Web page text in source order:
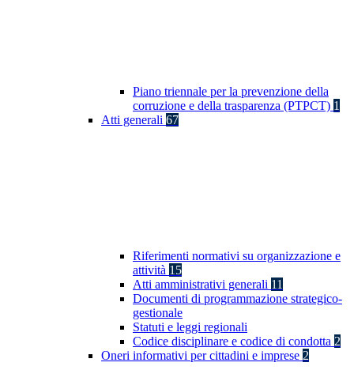
Piano triennale per la prevenzione della
corruzione e della trasparenza (PTPCT) 1
Atti generali 67
Riferimenti normativi su organizzazione e
attività 15
Atti amministrativi generali 11
Documenti di programmazione strategico-
gestionale
Statuti e leggi regionali
Codice disciplinare e codice di condotta 2
Oneri informativi per cittadini e imprese 2